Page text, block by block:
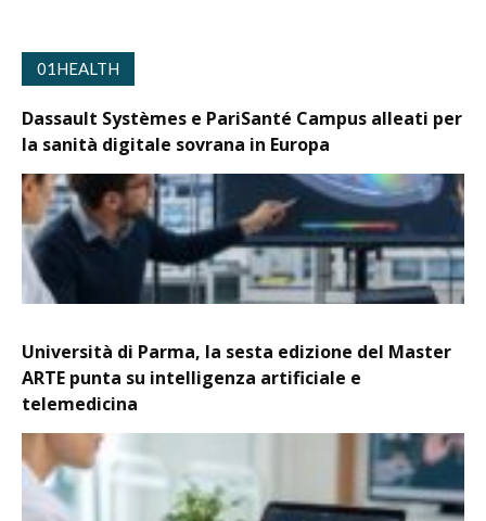
01HEALTH
Dassault Systèmes e PariSanté Campus alleati per
la sanità digitale sovrana in Europa
Università di Parma, la sesta edizione del Master
ARTE punta su intelligenza artificiale e
telemedicina